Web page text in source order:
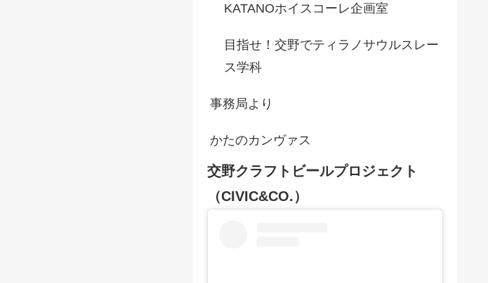
KATANOホイスコーレ企画室
目指せ！交野でティラノサウルスレー
ス学科
事務局より
かたのカンヴァス
交野クラフトビールプロジェクト
（CIVIC&CO.）